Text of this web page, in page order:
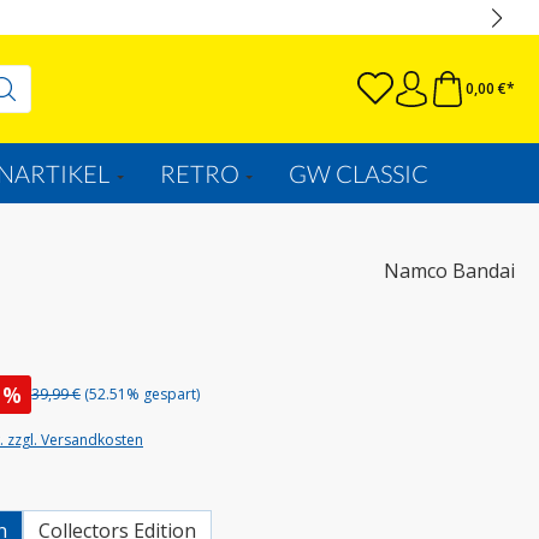
0,00 €*
RETRO GW CLASSIC
Namco Bandai
% 39,99 € (52.51% gespart)
zzgl. Versandkosten
Collectors Edition